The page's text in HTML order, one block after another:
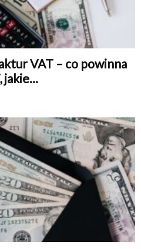
VAT – co powinna
jakie...